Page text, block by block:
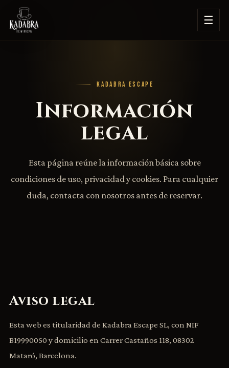
☰
KADABRA ESCAPE
Información
legal
Esta página reúne la información básica sobre
condiciones de uso, privacidad y cookies. Para cualquier
duda, contacta con nosotros antes de reservar.
Aviso legal
Esta web es titularidad de Kadabra Escape SL, con NIF
B19990050 y domicilio en Carrer Castaños 118, 08302
Mataró, Barcelona.